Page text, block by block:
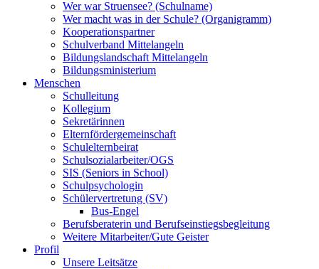
Wer war Struensee? (Schulname)
Wer macht was in der Schule? (Organigramm)
Kooperationspartner
Schulverband Mittelangeln
Bildungslandschaft Mittelangeln
Bildungsministerium
Menschen
Schulleitung
Kollegium
Sekretärinnen
Elternfördergemeinschaft
Schulelternbeirat
Schulsozialarbeiter/OGS
SIS (Seniors in School)
Schulpsychologin
Schülervertretung (SV)
Bus-Engel
Berufsberaterin und Berufseinstiegsbegleitung
Weitere Mitarbeiter/Gute Geister
Profil
Unsere Leitsätze